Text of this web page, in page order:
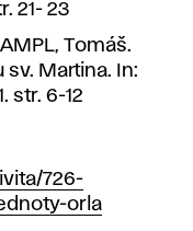
21- 23
Tomáš.
Martina. In:
str. 6-12
726-
orla